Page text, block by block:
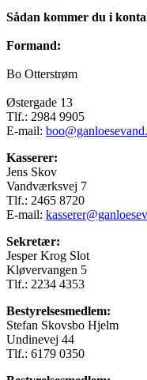
Sådan kommer du i
Formand:
Bo Otterstrøm
Østergade 13
Tlf.: 2984 9905
E-mail:
Kasserer:
Jens Skov
Vandværksvej 7
Tlf.: 2465 8720
E-mail:
Sekretær:
Jesper Krog Slot
Kløvervangen 5
Tlf.: 2234 4353
Bestyrelsesmedlem:
Stefan Skovsbo Hjelm
Undinevej 44
Tlf.: 6179 0350